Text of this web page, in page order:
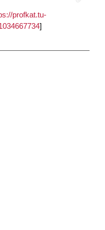
profkat.tu-
]